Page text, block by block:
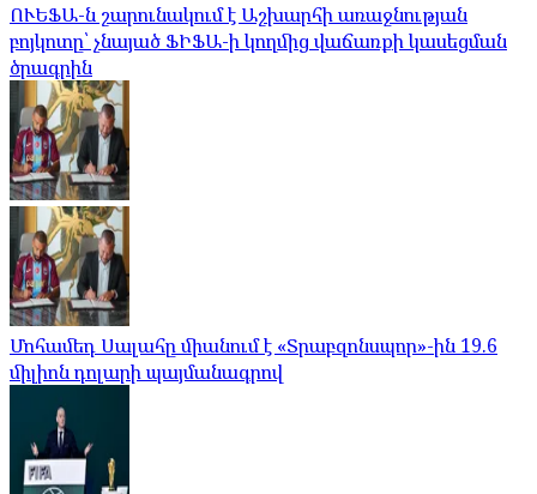
ՈՒԵՖԱ-ն շարունակում է Աշխարհի առաջնության
բոյկոտը՝ չնայած ՖԻՖԱ-ի կողմից վաճառքի կասեցման
ծրագրին
Մոհամեդ Սալահը միանում է «Տրաբզոնսպոր»-ին 19.6
միլիոն դոլարի պայմանագրով